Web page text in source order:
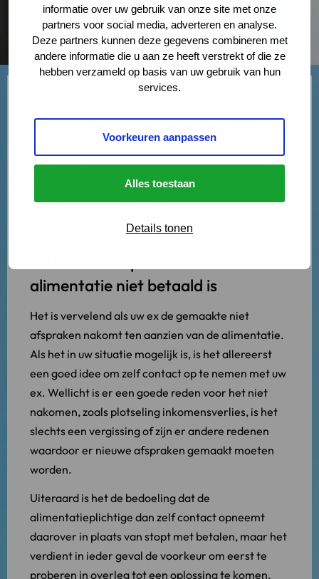
informatie over uw gebruik van onze site met onze
partners voor social media, adverteren en analyse.
Deze partners kunnen deze gegevens combineren met
andere informatie die u aan ze heeft verstrekt of die ze
hebben verzameld op basis van uw gebruik van hun
services.
Voorkeuren aanpassen
Alles toestaan
Details tonen
alimentatiena een echtscheiding, maar
dat uw ex zich niet aan deze afspraken houdt. Dit
kan betrekking hebben op kinderalimentatie
alsmede op partneralimentatie. Wat kunt u doen
in geval van niet nakoming van deze afspraken?
alimentatie niet betaald is
Het is vervelend als uw ex de gemaakte niet
afspraken nakomt ten aanzien van de alimentatie.
Als het in uw situatie mogelijk is, is het allereerst
een goed idee om zelf contact op te nemen met uw
ex. Wellicht is er een goede reden voor het niet
nakomen, zoals plotseling inkomensverlies, is het
slechts een vergissing of zijn er andere redenen
waardoor er nieuwe afspraken gemaakt moeten
worden.
Uiteraard is het de bedoeling dat de
alimentatieplichtige dan zelf contact opneemt
daarover in plaats van stopt met betalen, maar het
verdient in ieder geval de voorkeur om eerst te
proberen in overleg tot een oplossing te komen,